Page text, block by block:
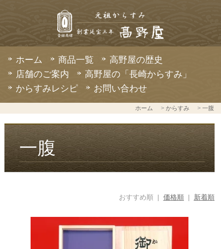
ホーム 商品一覧
高野屋の歴史
店舗のご案内
高野屋の「長崎からすみ」
からすみレシピ
お問い合わせ
ホーム >からすみ >一腹
一腹
おすすめ順 | 価格順| 新着順